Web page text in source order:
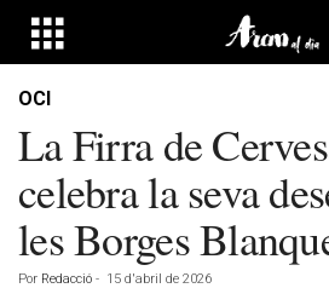
OCI
La Firra de
celebra la seva
les Borges
Por Redacció - 15 d'abril de 2026